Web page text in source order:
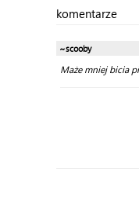
komentarze
~scooby
Maże mniej bicia